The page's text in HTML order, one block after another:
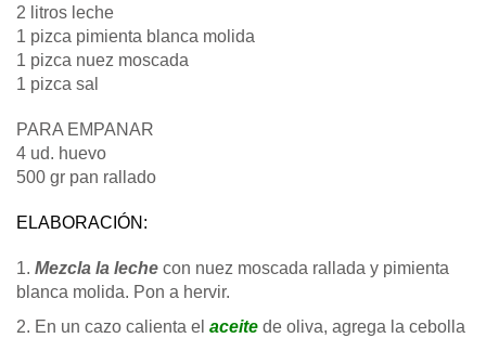
2 litros leche
1 pizca pimienta blanca molida
1 pizca nuez moscada
1 pizca sal
PARA EMPANAR
4 ud. huevo
500 gr pan rallado
ELABORACIÓN:
1. Mezcla la leche con nuez moscada rallada y pimienta
blanca molida. Pon a hervir.
2. En un cazo calienta el aceite de oliva, agrega la cebolla